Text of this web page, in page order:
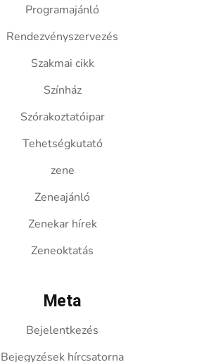
Programajánló
Rendezvényszervezés
Szakmai cikk
Színház
Szórakoztatóipar
Tehetségkutató
zene
Zeneajánló
Zenekar hírek
Zeneoktatás
Meta
Bejelentkezés
Bejegyzések hírcsatorna